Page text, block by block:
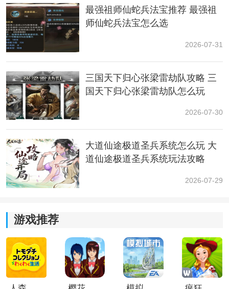
最强祖师仙蛇兵法宝推荐 最强祖
师仙蛇兵法宝怎么选
2026-07-31
三国天下归心张梁雷劫队攻略 三
国天下归心张梁雷劫队怎么玩
2026-07-30
大道仙途极道圣兵系统怎么玩 大
道仙途极道圣兵系统玩法攻略
2026-07-29
游戏推荐